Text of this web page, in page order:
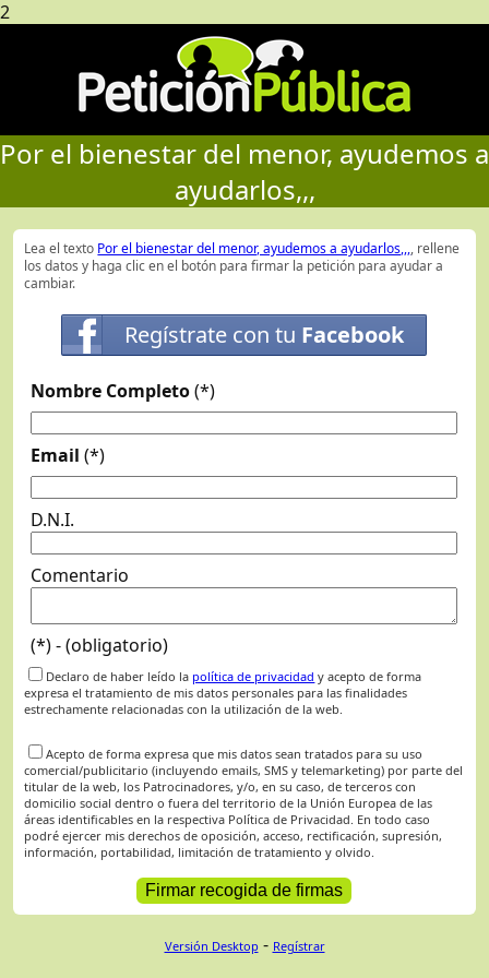
2
Por el bienestar del menor, ayudemos a
ayudarlos,,,
Lea el texto Por el bienestar del menor, ayudemos a ayudarlos,,,, rellene
los datos y haga clic en el botón para firmar la petición para ayudar a
cambiar.
Regístrate con tu Facebook
Nombre Completo(*)
Email (*)
D.N.I.
Comentario
(*) - (obligatorio)
Declaro de haber leído la política de privacidad y acepto de forma
expresa el tratamiento de mis datos personales para las finalidades
estrechamente relacionadas con la utilización de la web.
Acepto de forma expresa que mis datos sean tratados para su uso
comercial/publicitario (incluyendo emails, SMS y telemarketing) por parte del
titular de la web, los Patrocinadores, y/o, en su caso, de terceros con
domicilio social dentro o fuera del territorio de la Unión Europea de las
áreas identificables en la respectiva Política de Privacidad. En todo caso
podré ejercer mis derechos de oposición, acceso, rectificación, supresión,
información, portabilidad, limitación de tratamiento y olvido.
Versión Desktop - Regístrar